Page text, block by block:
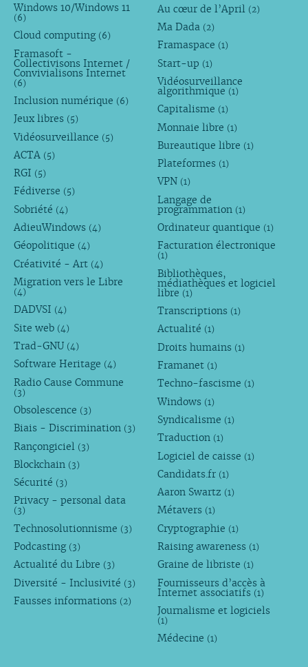
Windows 10/Windows 11
(6)
Cloud computing (6)
Framasoft -
Collectivisons Internet /
Convivialisons Internet
(6)
Inclusion numérique (6)
Jeux libres (5)
Vidéosurveillance (5)
ACTA (5)
RGI (5)
Fédiverse (5)
Sobriété (4)
AdieuWindows (4)
Géopolitique (4)
Créativité - Art (4)
Migration vers le Libre
(4)
DADVSI (4)
Site web (4)
Trad-GNU (4)
Software Heritage (4)
Radio Cause Commune
(3)
Obsolescence (3)
Biais - Discrimination (3)
Rançongiciel (3)
Blockchain (3)
Sécurité (3)
Privacy - personal data
(3)
Technosolutionnisme (3)
Podcasting (3)
Actualité du Libre (3)
Diversité - Inclusivité (3)
Fausses informations (2)
Au cœur de l’April (2)
Ma Dada (2)
Framaspace (1)
Start-up (1)
Vidéosurveillance
algorithmique (1)
Capitalisme (1)
Monnaie libre (1)
Bureautique libre (1)
Plateformes (1)
VPN (1)
Langage de
programmation (1)
Ordinateur quantique (1)
Facturation électronique
(1)
Bibliothèques,
médiathèques et logiciel
libre (1)
Transcriptions (1)
Actualité (1)
Droits humains (1)
Framanet (1)
Techno-fascisme (1)
Windows (1)
Syndicalisme (1)
Traduction (1)
Logiciel de caisse (1)
Candidats.fr (1)
Aaron Swartz (1)
Métavers (1)
Cryptographie (1)
Raising awareness (1)
Graine de libriste (1)
Fournisseurs d’accès à
Internet associatifs (1)
Journalisme et logiciels
(1)
Médecine (1)